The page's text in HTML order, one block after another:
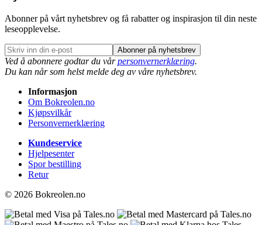
Abonner på vårt nyhetsbrev og få rabatter og inspirasjon til din neste
leseopplevelse.
Abonner på nyhetsbrev
Ved å abonnere godtar du vårpersonvernerklæring.
Du kan når som helst melde deg av våre nyhetsbrev.
Informasjon
Om Bokreolen.no
Kjøpsvilkår
Personvernerklæring
Kundeservice
Hjelpesenter
Spor bestilling
Retur
© 2026 Bokreolen.no